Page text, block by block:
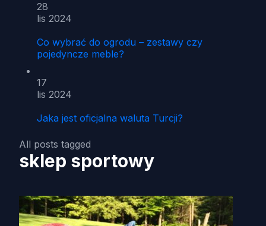
28
lis 2024
Co wybrać do ogrodu – zestawy czy
pojedyncze meble?
17
lis 2024
Jaka jest oficjalna waluta Turcji?
All posts tagged
sklep sportowy